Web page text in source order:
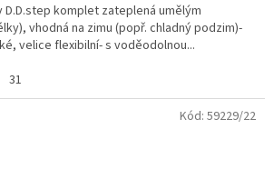
komplet zateplená umělým
vhodná na zimu (popř. chladný podzim)-
velice flexibilní- s voděodolnou...
31
Kód: 59229/22